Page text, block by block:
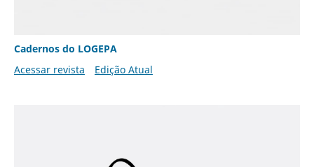
Cadernos do LOGEPA
Acessar revista
Edição Atual